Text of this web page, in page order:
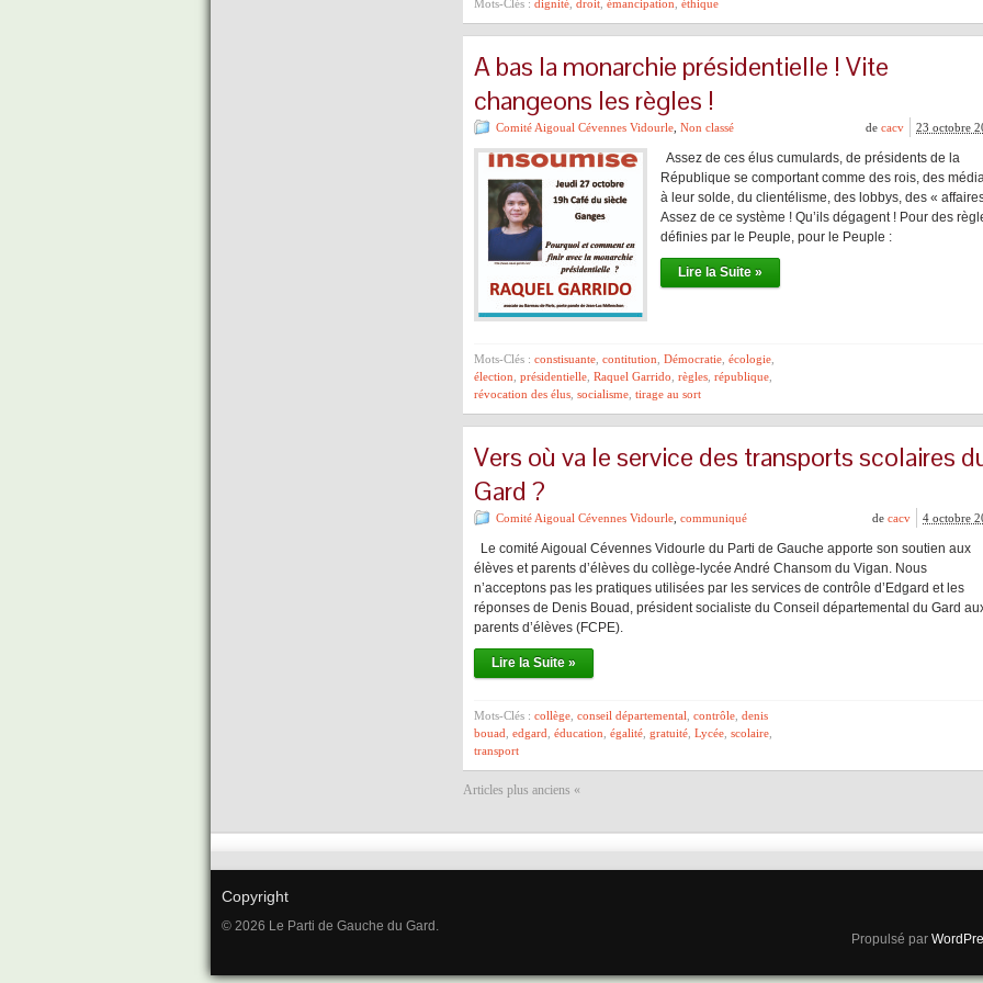
Mots-Clés : dignité droit émancipation éthique
A bas la monarchie présidentielle ! Vite
changeons les règles !
Comité Aigoual Cévennes Vidourle Non classé 23 octobre
de cacv
Assez de ces élus cumulards, de présidents de la
République se comportant comme des rois, des
à leur solde, du clientélisme, des lobbys, des «
Assez de ce système ! Qu’ils dégagent ! Pour des
définies par le Peuple, pour le Peuple :
Lire la Suite »
Mots-Clés : constisuante contitution Démocratie écologie
élection présidentielle Raquel Garrido règles république
révocation des élus socialisme tirage au sort
Vers où va le service des transports scolaires
Gard ?
Comité Aigoual Cévennes Vidourle communiqué 4 octobre
de cacv
Le comité Aigoual Cévennes Vidourle du Parti de Gauche apporte son soutien aux
élèves et parents d’élèves du collège-lycée André Chansom du Vigan. Nous
n’acceptons pas les pratiques utilisées par les services de contrôle d’Edgard et les
réponses de Denis Bouad, président socialiste du Conseil départemental du Gard
parents d’élèves (FCPE).
Lire la Suite »
Mots-Clés : collège conseil départemental contrôle denis
bouad edgard éducation égalité gratuité Lycée scolaire
transport
Articles plus anciens «
Copyright
© 2026 Le Parti de Gauche du Gard.
Propulsé par